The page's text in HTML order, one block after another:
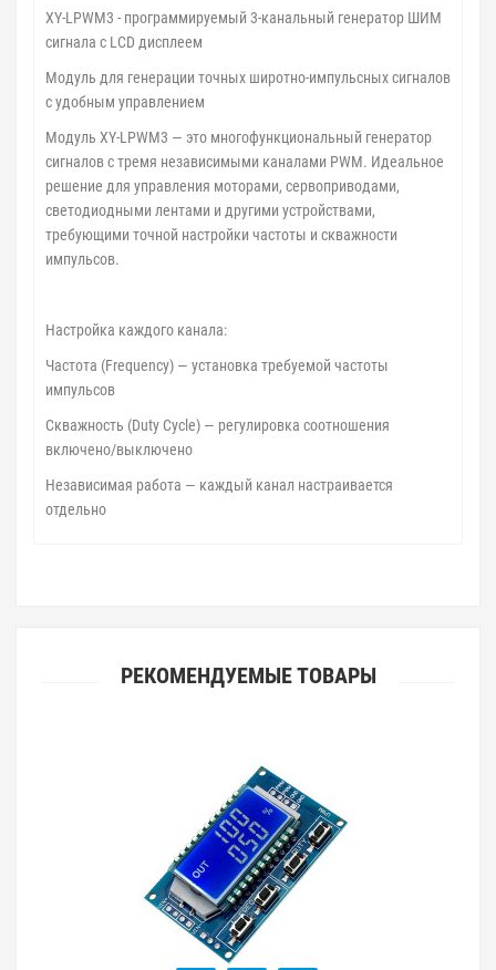
XY-LPWM3 - программируемый 3-канальный генератор ШИМ
сигнала с LCD дисплеем
Модуль для генерации точных широтно-импульсных сигналов
с удобным управлением
Модуль XY-LPWM3 — это многофункциональный генератор
сигналов с тремя независимыми каналами PWM. Идеальное
решение для управления моторами, сервоприводами,
светодиодными лентами и другими устройствами,
требующими точной настройки частоты и скважности
импульсов.
Настройка каждого канала:
Частота (Frequency) — установка требуемой частоты
импульсов
Скважность (Duty Cycle) — регулировка соотношения
включено/выключено
Независимая работа — каждый канал настраивается
отдельно
РЕКОМЕНДУЕМЫЕ ТОВАРЫ